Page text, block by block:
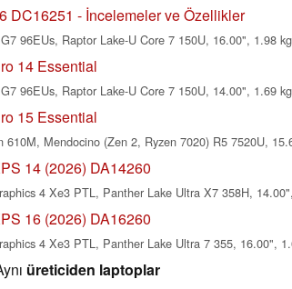
DC16251 - İncelemeler ve Özellikler
96EUs, Raptor Lake-U Core 7 150U, 16.00", 1.98 kg
14 Essential
96EUs, Raptor Lake-U Core 7 150U, 14.00", 1.69 kg
15 Essential
610M, Mendocino (Zen 2, Ryzen 7020) R5 7520U,
14 (2026) DA14260
4 Xe3 PTL, Panther Lake Ultra X7 358H,
16 (2026) DA16260
4 Xe3 PTL, Panther Lake Ultra 7 355, 16.00",
üreticiden laptoplar